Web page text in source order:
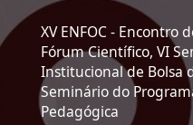
XV ENFOC - Encontro
Fórum Científico, VI
Institucional de Bolsa
Seminário do
Pedagógica